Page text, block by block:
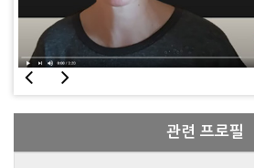
관련 프로필